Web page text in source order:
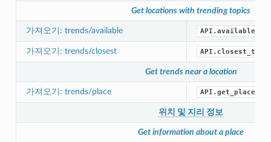
Get locations with trending topics
가져오기: trends/available
가져오기: trends/closest
Get trends near a location
가져오기: trends/place
위치 및 지리 정보
Get information about a place